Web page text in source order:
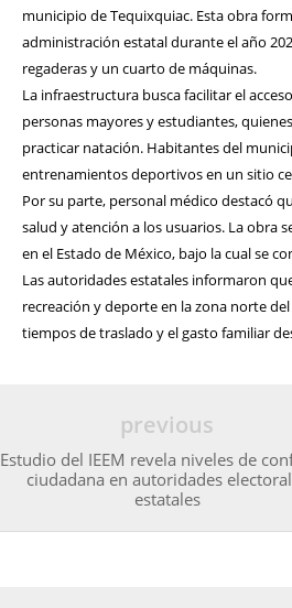
municipio de Tequixquiac. Esta obra
administración estatal durante el año
regaderas y un cuarto de máquinas.
La infraestructura busca facilitar el
personas mayores y estudiantes,
practicar natación. Habitantes del
entrenamientos deportivos en un sitio
Por su parte, personal médico destacó
salud y atención a los usuarios. La obra
en el Estado de México, bajo la cual se
Las autoridades estatales informaron
recreación y deporte en la zona norte
tiempos de traslado y el gasto familiar
previous
Estudio del IEEM revela niveles de
ciudadana en autoridades
estatales